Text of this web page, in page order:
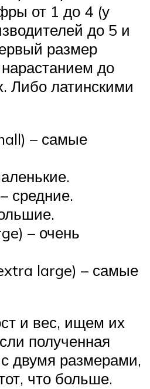
от 1 до 4 (у
до 5 и
размер
до
Либо латинскими
– самые
средние.
– очень
large) – самые
и вес, ищем их
полученная
с двумя размерами,
что больше.